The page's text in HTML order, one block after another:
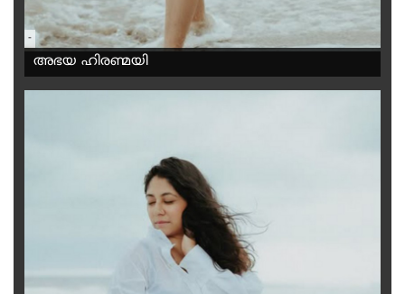
-
അഭയ ഹിരണ്മയി